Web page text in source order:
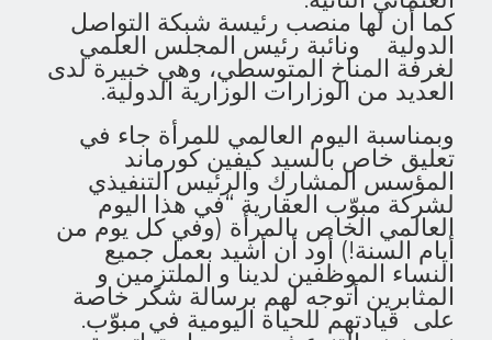
كما أن لها منصب رئيسة شبكة التواصل
الدولية ونائبة رئيس المجلس العلمي
لغرفة المناخ المتوسطي، وهي خبيرة لدى
العديد من الوزارات الوزارية الدولية.
وبمناسبة اليوم العالمي للمرأة جاء في
تعليق خاص بالسيد كيفين كورماند
المؤسس المشارك والرئيس التنفيذي
لشركة مبوّب العقارية “في هذا اليوم
العالمي الخاص بالمرأة (وفي كل يوم من
أيام السنة!) أود أن أشيد بعمل جميع
النساء الموظفين لدينا و الملتزمين و
المثابرين أتوجه لهم برسالة شكر خاصة
على قيادتهم للحياة اليومية في مبوّب.